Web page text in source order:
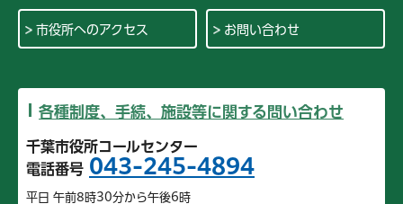
市役所へのアクセス お問い合わせ
各種制度、手続、施設等に関する問い合わせ
千葉市役所コールセンター
電話番号 043-245-4894
平日 午前8時30分から午後6時